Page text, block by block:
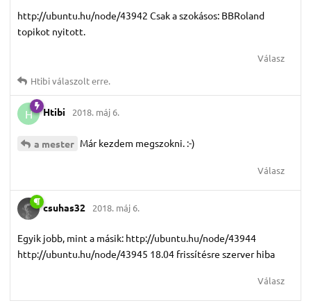
http://ubuntu.hu/node/43942 Csak a szokásos: BBRoland
topikot nyitott.
Válasz
Htibiválaszolt erre.
H Htibi 2018. máj 6.
a mester Már kezdem megszokni. :-)
Válasz
csuhas32 2018. máj 6.
Egyik jobb, mint a másik: http://ubuntu.hu/node/43944
http://ubuntu.hu/node/43945 18.04 frissítésre szerver hiba
Válasz